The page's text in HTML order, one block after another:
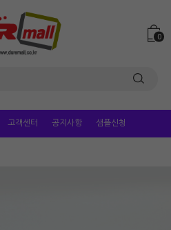
0
고객센터 공지사항 샘플신청